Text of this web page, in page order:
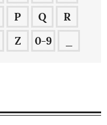
P Q
R
Z 0-9